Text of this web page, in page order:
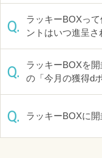
Q.
ラッキーBOXっ
ントはいつ進呈さ
Q.
ラッキーBOXを
の「今月の獲得d
Q. ラッキーBOXに